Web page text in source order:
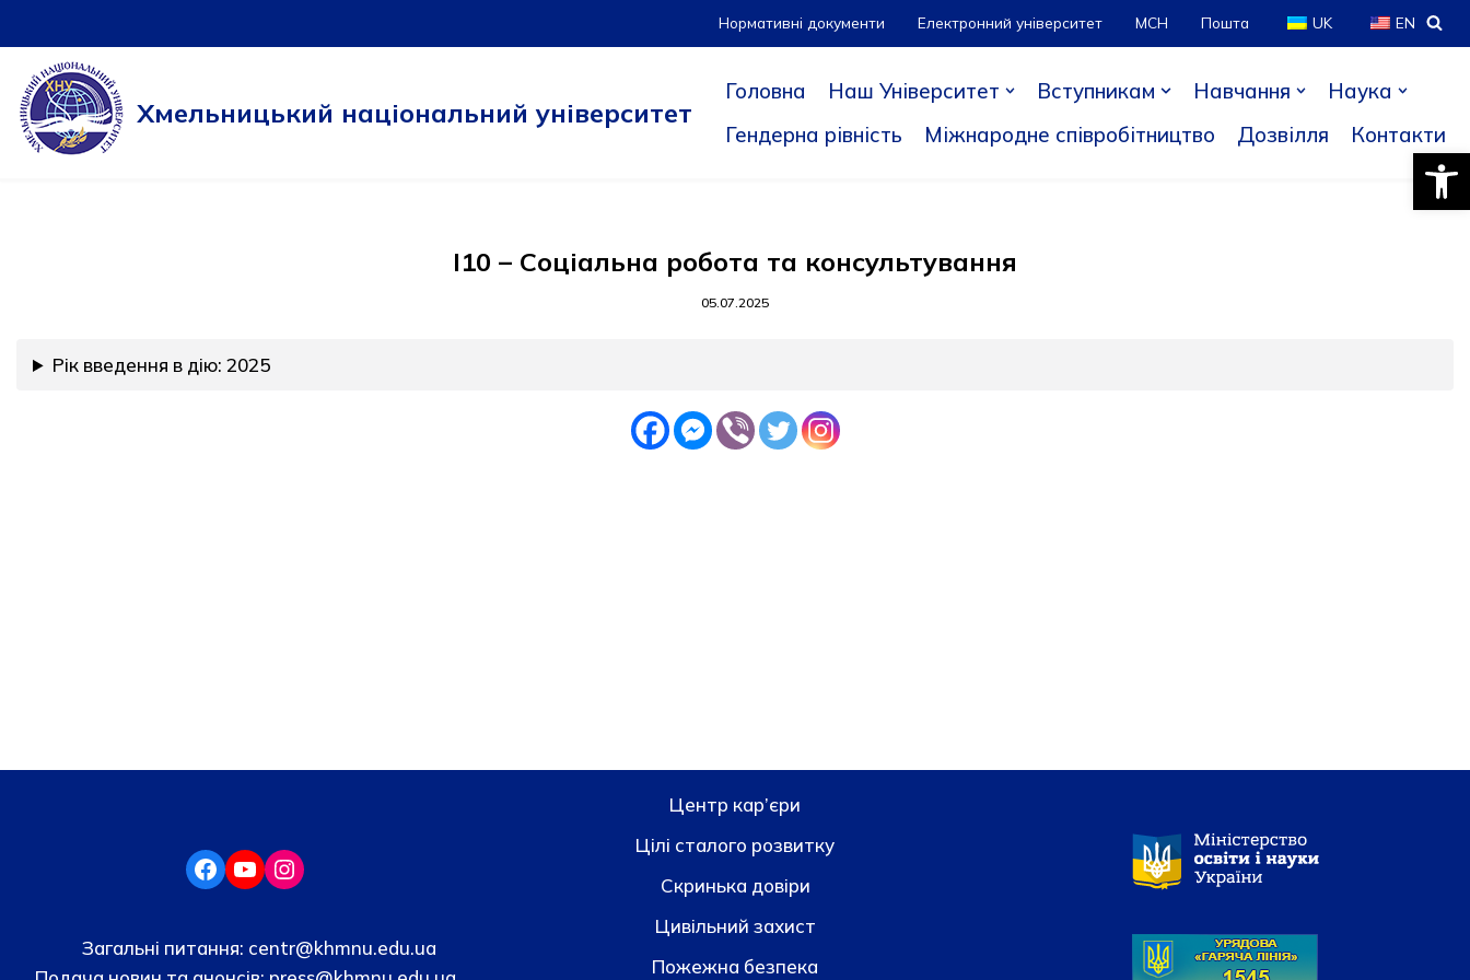
Перейти
до
вмісту
Нормативні документи Електронний університет МСН Пошта UK EN
Хмельницький національний університет
Головна Наш Університет Вступникам Навчання
Наука
Гендерна рівність
Міжнародне співробітництво Дозвілля Контакти
I10 – Соціальна робота та консультування
05.07.2025
Рік введення в дію: 2025
Загальні питання: centr@khmnu.edu.ua
Центр кар’єри
Цілі сталого розвитку
Скринька довiри
Цивільний захист
Пожежна безпека